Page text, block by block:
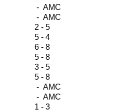
- AMC
- AMC
2 - 5
5 - 4
6 - 8
5 - 8
3 - 5
5 - 8
- AMC
- AMC
1 - 3